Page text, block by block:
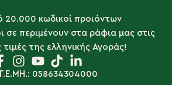
20.000 κωδικοί προιόντων
σε περιμένουν στα ράφια μας στις
τιμές της ελληνικής Αγοράς!
058634304000